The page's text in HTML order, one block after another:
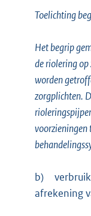
Toelichting
Het begrip
de riolering
worden
zorgplichten.
voorzieningen
b)
afrekening